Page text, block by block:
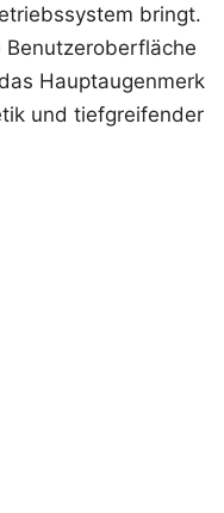
bringt.
Hauptaugenmerk
und tiefgreifender